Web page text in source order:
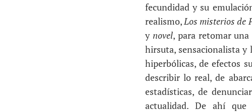
fecundidad y su
realismo,Los misterios de
y novel, para retomar
hirsuta, sensacionalista y
hiperbólicas, de efectos
describir lo real, de
estadísticas, de
actualidad. De ahí que